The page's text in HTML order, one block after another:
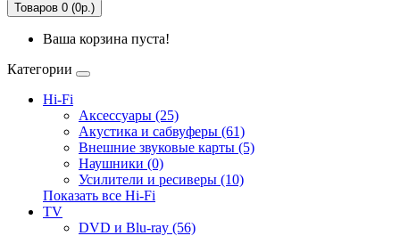
Товаров 0 (0р.)
Ваша корзина пуста!
Категории
Hi-Fi
Аксессуары (25)
Акустика и сабвуферы (61)
Внешние звуковые карты (5)
Наушники (0)
Усилители и ресиверы (10)
Показать все Hi-Fi
TV
DVD и Blu-ray (56)